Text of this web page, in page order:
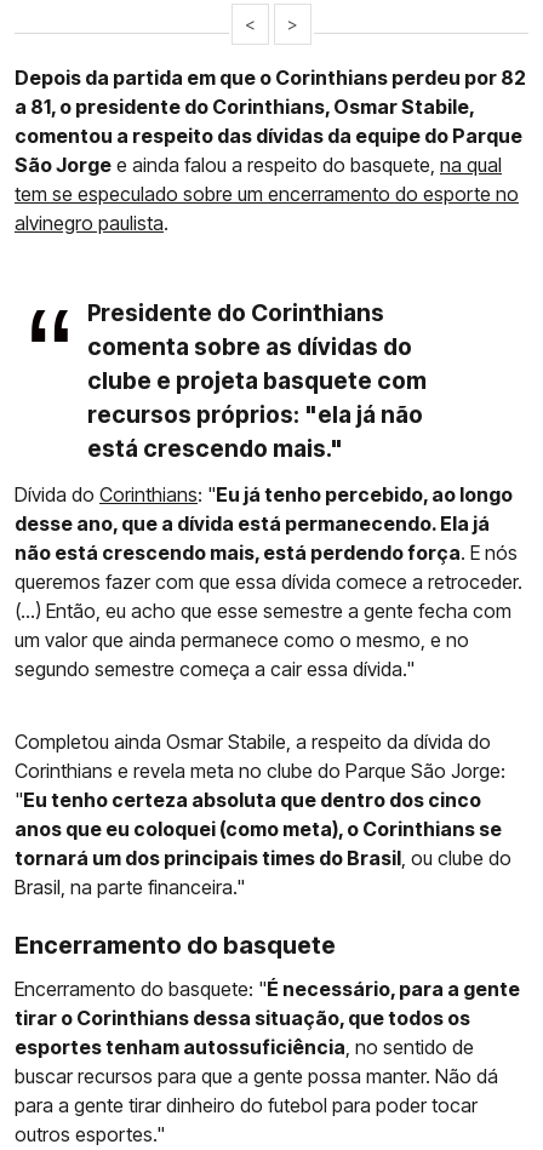
< >
Depois da partida em que o Corinthians perdeu por 82
a 81, o presidente do Corinthians, Osmar Stabile,
comentou a respeito das dívidas da equipe do Parque
São Jorge e ainda falou a respeito do basquete, na qual
tem se especulado sobre um encerramento do esporte no
alvinegro paulista.
Presidente do Corinthians
comenta sobre as dívidas do
clube e projeta basquete com
recursos próprios: "ela já não
está crescendo mais."
Dívida do Corinthians: "Eu já tenho percebido, ao longo
desse ano, que a dívida está permanecendo. Ela já
não está crescendo mais, está perdendo força. E nós
queremos fazer com que essa dívida comece a retroceder.
(...) Então, eu acho que esse semestre a gente fecha com
um valor que ainda permanece como o mesmo, e no
segundo semestre começa a cair essa dívida."
Completou ainda Osmar Stabile, a respeito da dívida do
Corinthians e revela meta no clube do Parque São Jorge:
"Eu tenho certeza absoluta que dentro dos cinco
anos que eu coloquei (como meta), o Corinthians se
tornará um dos principais times do Brasil, ou clube do
Brasil, na parte financeira."
Encerramento do basquete
Encerramento do basquete: "É necessário, para a gente
tirar o Corinthians dessa situação, que todos os
esportes tenham autossuficiência, no sentido de
buscar recursos para que a gente possa manter. Não dá
para a gente tirar dinheiro do futebol para poder tocar
outros esportes."